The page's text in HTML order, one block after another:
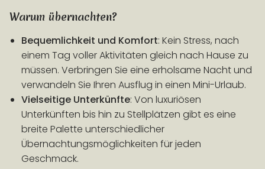
Warum übernachten?
Bequemlichkeit und Komfort: Kein Stress, nach
einem Tag voller Aktivitäten gleich nach Hause zu
müssen. Verbringen Sie eine erholsame Nacht und
verwandeln Sie Ihren Ausflug in einen Mini-Urlaub.
Vielseitige Unterkünfte: Von luxuriösen
Unterkünften bis hin zu Stellplätzen gibt es eine
breite Palette unterschiedlicher
Übernachtungsmöglichkeiten für jeden
Geschmack.